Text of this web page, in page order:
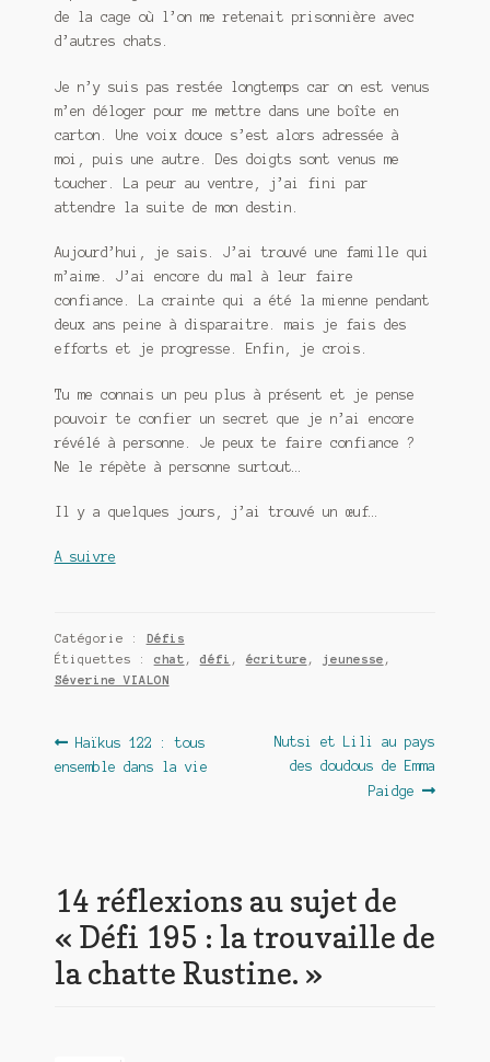
de la cage où l’on me retenait prisonnière avec
d’autres chats.
Je n’y suis pas restée longtemps car on est venus
m’en déloger pour me mettre dans une boîte en
carton. Une voix douce s’est alors adressée à
moi, puis une autre. Des doigts sont venus me
toucher. La peur au ventre, j’ai fini par
attendre la suite de mon destin.
Aujourd’hui, je sais. J’ai trouvé une famille qui
m’aime. J’ai encore du mal à leur faire
confiance. La crainte qui a été la mienne pendant
deux ans peine à disparaitre. mais je fais des
efforts et je progresse. Enfin, je crois.
Tu me connais un peu plus à présent et je pense
pouvoir te confier un secret que je n’ai encore
révélé à personne. Je peux te faire confiance ?
Ne le répète à personne surtout…
Il y a quelques jours, j’ai trouvé un œuf…
A suivre
Catégorie : Défis
Étiquettes : chat , défi , écriture , jeunesse ,
Séverine VIALON
Navigation
de
Article
précédent :
Haïkus 122 : tous
ensemble dans la vie
Article
suivant :
Nutsi et Lili au pays
des doudous de Emma
Paidge
14 réflexions au sujet de
« Défi 195 : la trouvaille de
la chatte Rustine. »